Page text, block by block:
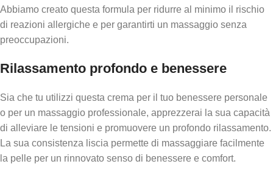
Abbiamo creato questa formula per ridurre al minimo il rischio
di reazioni allergiche e per garantirti un massaggio senza
preoccupazioni.
Rilassamento profondo e benessere
Sia che tu utilizzi questa crema per il tuo benessere personale
o per un massaggio professionale, apprezzerai la sua capacità
di alleviare le tensioni e promuovere un profondo rilassamento.
La sua consistenza liscia permette di massaggiare facilmente
la pelle per un rinnovato senso di benessere e comfort.